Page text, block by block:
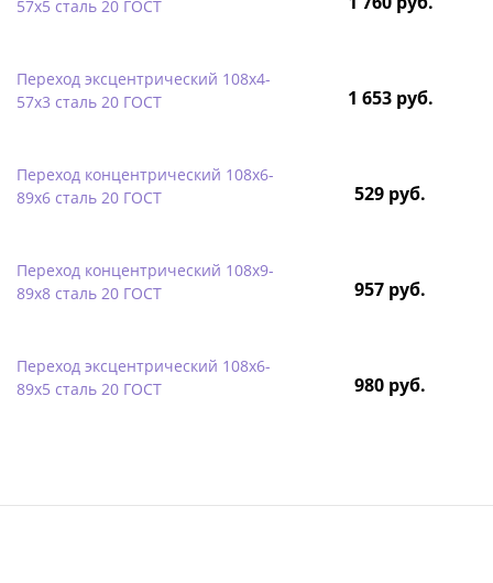
57х5 сталь 20 ГОСТ
Переход эксцентрический 108х4-
57х3 сталь 20 ГОСТ
1 653 руб.
Переход концентрический 108х6-
89х6 сталь 20 ГОСТ
529 руб.
Переход концентрический 108х9-
89х8 сталь 20 ГОСТ
957 руб.
Переход эксцентрический 108х6-
89х5 сталь 20 ГОСТ
980 руб.